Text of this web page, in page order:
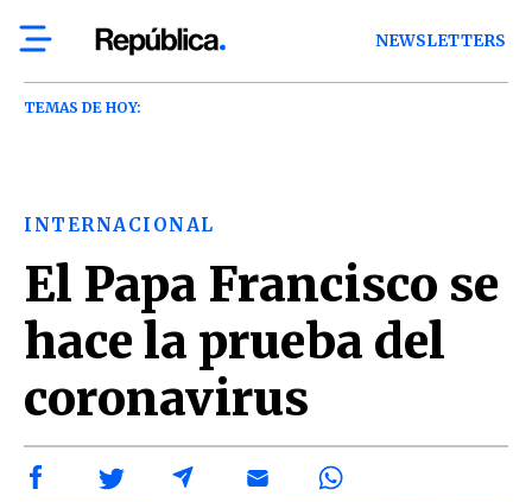
NEWSLETTERS
TEMAS DE HOY:
INTERNACIONAL
El Papa Francisco se
hace la prueba del
coronavirus